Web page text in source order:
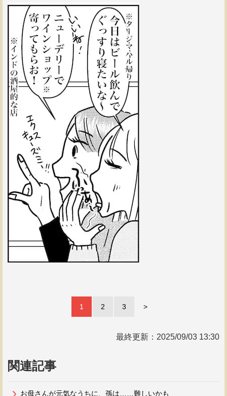
1 2 3 >
最終更新： 2025/09/03 13:30
関連記事
お母さんが元気なうちに、孫は……難しいかも